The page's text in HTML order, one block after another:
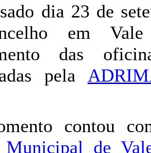
dia 23 de
em
das
pela
contou
Municipal de